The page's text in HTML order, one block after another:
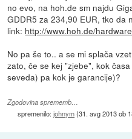
no evo, na hoh.de sm najdu
GDDR5 za 234,90 EUR, tko da
link: http://www.hoh.de/
No pa še to.. a se mi splača
zato, če se kej "zjebe", kok
seveda) pa kok je garancije)?
Zgodovina sprememb…
spremenilo:johnym(31. avg 2013 ob